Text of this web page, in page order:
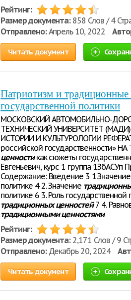
Рейтинг:
Размер документа:858 Слов / 4
Отправлено:Апрель 10, 2022
Читать документ
Патриотизм и
государственной политики
МОСКОВСКИЙ АВТОМОБИЛЬНО-
ТЕХНИЧЕСКИЙ УНИВЕРСИТЕТ (МАДИ)
ИСТОРИИ И КУЛЬТУРОЛОГИИ
российской государственности»
ценностикак сюжеты
Евгеньевич, курс 1 группа
Содержание: Введение 3
политике 4 2. Значение
политике 6 3. Роль
традиционных ценностей7 4.
традиционными ценностями
Рейтинг:
Размер документа:2,171 Слов / 9
Отправлено:Декабрь 20, 2024
Читать документ